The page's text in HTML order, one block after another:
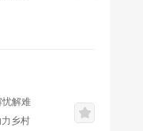
忧解难
力乡村